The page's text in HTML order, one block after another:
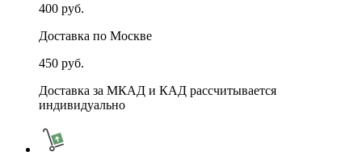
400 руб.
Доставка по Москве
450 руб.
Доставка за МКАД и КАД рассчитывается
индивидуально